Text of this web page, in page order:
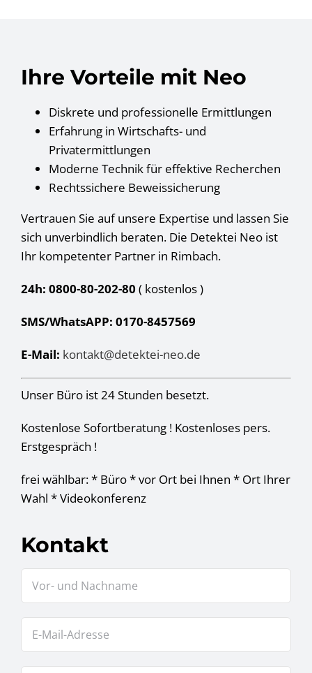
Ihre Vorteile mit Neo
Diskrete und professionelle Ermittlungen
Erfahrung in Wirtschafts- und
Privatermittlungen
Moderne Technik für effektive Recherchen
Rechtssichere Beweissicherung
Vertrauen Sie auf unsere Expertise und lassen Sie
sich unverbindlich beraten. Die Detektei Neo ist
Ihr kompetenter Partner in Rimbach.
24h: 0800-80-202-80 ( kostenlos)
SMS/WhatsAPP: 0170-8457569
E-Mail: kontakt@detektei-neo.de
Unser Büro ist 24 Stunden besetzt.
Kostenlose Sofortberatung ! Kostenloses pers.
Erstgespräch !
frei wählbar: * Büro * vor Ort bei Ihnen * Ort Ihrer
Wahl * Videokonferenz
Kontakt